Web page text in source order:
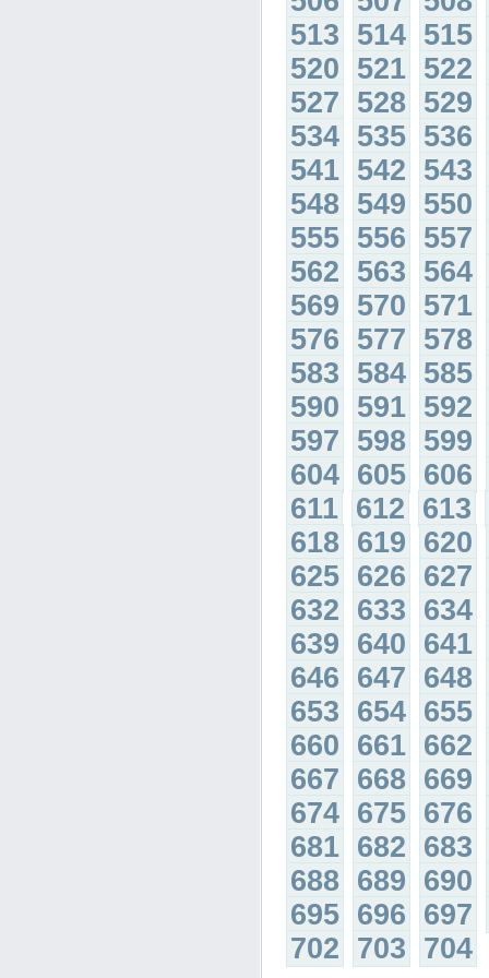
513 514 515
520 521 522
527 528 529
534 535 536
541 542 543
548 549 550
555 556 557
562 563 564
569 570 571
576 577 578
583 584 585
590 591 592
597 598 599
604 605 606
611 612 613
618 619 620
625 626 627
632 633 634
639 640 641
646 647 648
653 654 655
660 661 662
667 668 669
674 675 676
681 682 683
688 689 690
695 696 697
702 703 704